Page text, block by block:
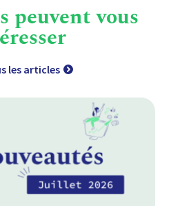
peuvent vous
les articles